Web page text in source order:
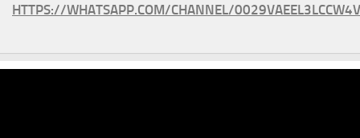
HTTPS://WHATSAPP.COM/CHANNEL/